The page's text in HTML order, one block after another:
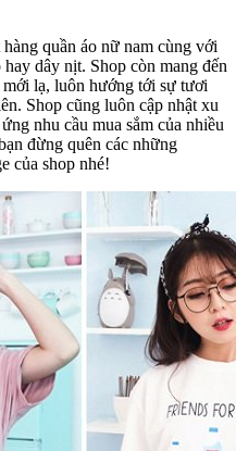
quần áo nữ nam cùng với
dây nịt. Shop còn mang đến
lạ, luôn hướng tới sự tươi
Shop cũng luôn cập nhật xu
nhu cầu mua sắm của nhiều
đừng quên các những
của shop nhé!